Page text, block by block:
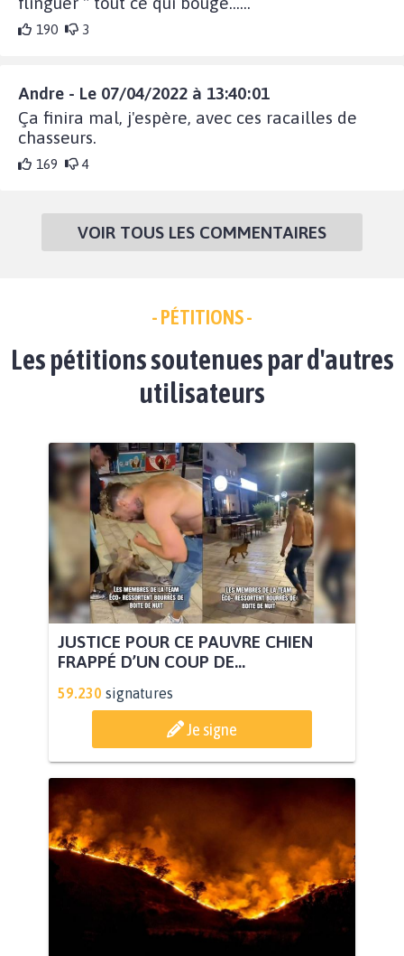
190 3
Andre - Le 07/04/2022 à 13:40:01
Ça finira mal, j'espère, avec ces racailles de
chasseurs.
169 4
VOIR TOUS LES COMMENTAIRES
- PÉTITIONS -
Les pétitions soutenues par d'autres
utilisateurs
JUSTICE POUR CE PAUVRE CHIEN
FRAPPÉ D’UN COUP DE...
59.230 signatures
Je signe